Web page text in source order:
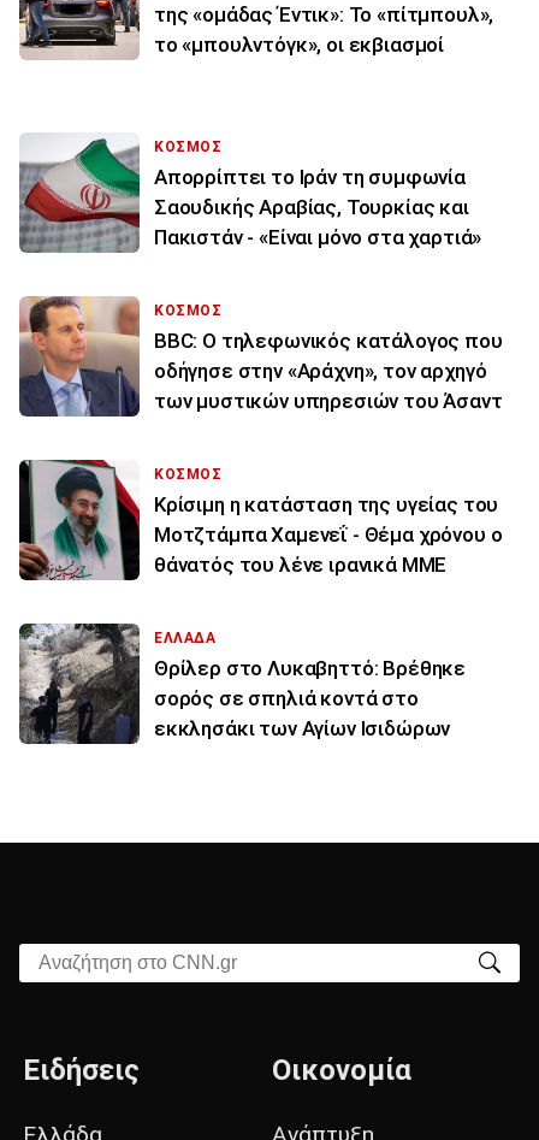
της «ομάδας Έντικ»: Το «πίτμπουλ»,
το «μπουλντόγκ», οι εκβιασμοί
ΚΟΣΜΟΣ
Απορρίπτει το Ιράν τη συμφωνία
Σαουδικής Αραβίας, Τουρκίας και
Πακιστάν - «Είναι μόνο στα χαρτιά»
ΚΟΣΜΟΣ
BBC: Ο τηλεφωνικός κατάλογος που
οδήγησε στην «Αράχνη», τον αρχηγό
των μυστικών υπηρεσιών του Άσαντ
ΚΟΣΜΟΣ
Κρίσιμη η κατάσταση της υγείας του
Μοτζτάμπα Χαμενεΐ - Θέμα χρόνου ο
θάνατός του λένε ιρανικά ΜΜΕ
ΕΛΛΑΔΑ
Θρίλερ στο Λυκαβηττό: Βρέθηκε
σορός σε σπηλιά κοντά στο
εκκλησάκι των Αγίων Ισιδώρων
Αναζήτηση στο CNN.gr
Ειδήσεις
Ελλάδα
Οικονομία
Ανάπτυξη